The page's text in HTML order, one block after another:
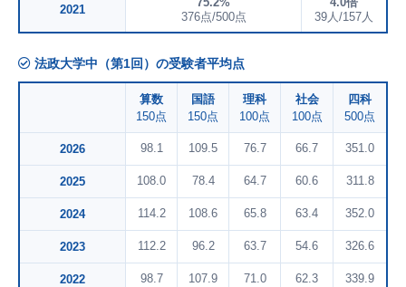
2021
376点/500点
39人/157人
法政大学中（第1回）の受験者平均点
算数
150点
国語
150点
理科
100点
社会
100点
四科
500点
2026 98.1 109.5 76.7 66.7 351.0
2025 108.0 78.4 64.7 60.6 311.8
2024 114.2 108.6 65.8 63.4 352.0
2023 112.2 96.2 63.7 54.6 326.6
2022 98.7 107.9 71.0 62.3 339.9